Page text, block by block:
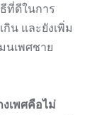
ที่ดีในการ
น และยังเพิ่ม
นเพศชาย
เพศคือไม่